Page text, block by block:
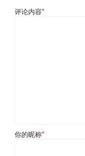
评论内容*
你的昵称*